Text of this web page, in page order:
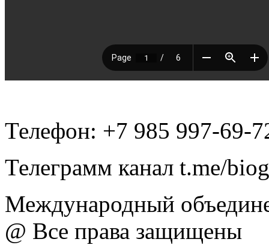
Телефон: +7 985 997-69-
Телеграмм канал t.me/
Международный
@ Все права защищены